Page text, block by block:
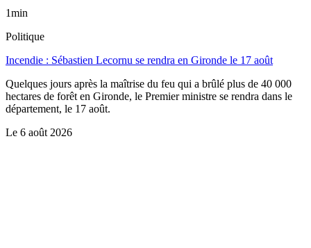
1min
Politique
Incendie : Sébastien Lecornu se rendra en Gironde le 17 août
Quelques jours après la maîtrise du feu qui a brûlé plus de 40 000
hectares de forêt en Gironde, le Premier ministre se rendra dans le
département, le 17 août.
Le 6 août 2026